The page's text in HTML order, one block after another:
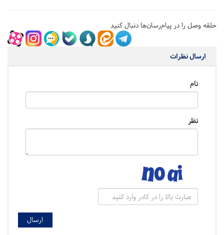
حلقه وصل را در پیام‌رسان‌ها دنبال کنید
ارسال نظرات
نام
نظر